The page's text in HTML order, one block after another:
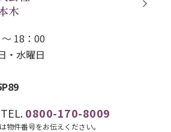
木
18：00
・水曜日
TEL.0800-170-8009
件番号をお伝えください。